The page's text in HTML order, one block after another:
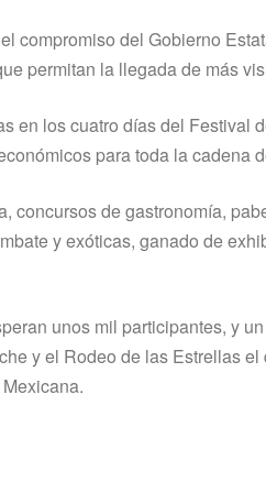
compromiso del Gobierno
permitan la llegada de más
en los cuatro días del
para toda la cadena
concursos de gastronomía,
y exóticas, ganado de
unos mil participantes, y
y el Rodeo de las Estrellas